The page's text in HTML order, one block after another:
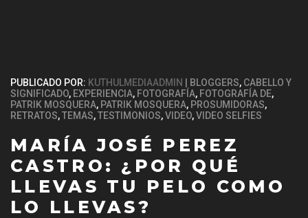
PUBLICADO POR: KUTHULMEDIAADMIN BLOGGERS, CABELLO Y
SIGNIFICADO, EXPERIENCIA, FOTOGRAFÍA, FOTOGRAFÍA DE,
PATRIK MOSQUERA, PATRIK MOSQUERA, PROSUMIDORAS,
RETRATOS,TEMAS,TESTIMONIOS,VIDEO,VIDEO SELFIES
MARÍA JOSÉ PEREZ
CASTRO: ¿POR QUÉ
LLEVAS TU PELO COMO
LO LLEVAS?